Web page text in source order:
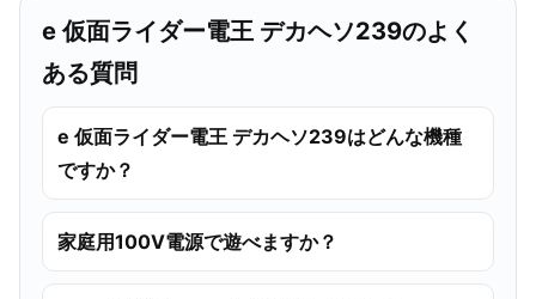
e 仮面ライダー電王 デカヘソ239のよく
ある質問
e 仮面ライダー電王 デカヘソ239はどんな機種
ですか？
家庭用100V電源で遊べますか？